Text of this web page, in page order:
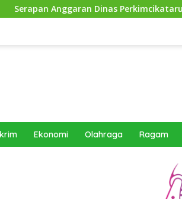
Dinas Perkimcikataru Paling Buruk, Plh
Ekonomi Olahraga Ragam